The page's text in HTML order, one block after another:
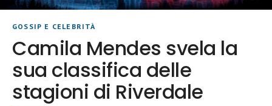
GOSSIP E CELEBRITÀ
Camila Mendes svela la
sua classifica delle
stagioni di Riverdale